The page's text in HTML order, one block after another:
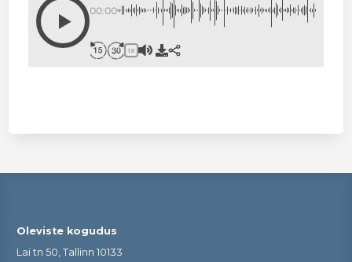
00:00
1X
Oleviste kogudus
Lai tn 50, Tallinn 10133